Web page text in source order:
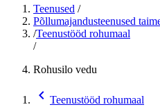
Teenused /
Põllumajandusteenused
/Teenustööd rohumaal
/
Rohusilo vedu
chevron_backward Teenustööd rohumaal